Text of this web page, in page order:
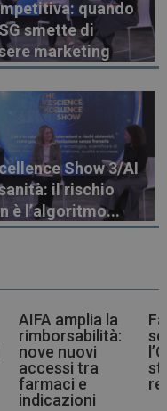
quando
smette di
marketing
Show 3/AI
il rischio
è l’algoritmo...
la
Farmaci più
sostenibili,
l’OMS indica la
strada agli enti
regolatori